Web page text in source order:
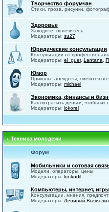
Творчество форумчан
Стихи, проза, рисунки,
Здоровье
Заходите, полечитесь
Модераторы: su27
Юридические консультации
Консультации от
Модераторы: el_guer, Lantana
Юмор
Приколы, анекдоты, смеются
Модераторы: michael
Экономика, финансы и
Как потратить деньги, чтобы
Модераторы: lokorel
Техника молодежи
Форум
Мобильники и сотовая
Модели, операторы, цены
Модераторы: krokodil
Компьютеры, интернет, игры
Консультации, мнения,
Модераторы: Ленивый